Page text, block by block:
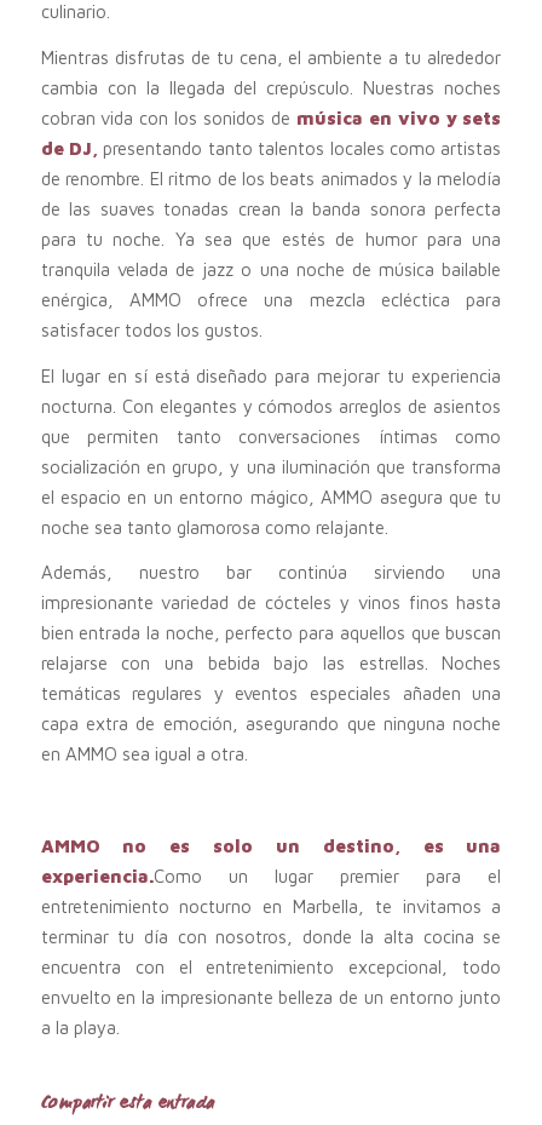
culinario.
Mientras disfrutas de tu cena, el ambiente a tu alrededor
cambia con la llegada del crepúsculo. Nuestras noches
cobran vida con los sonidos de música en vivo y sets
de DJ,
presentando tanto talentos locales como artistas
de renombre. El ritmo de los beats animados y la melodía
de las suaves tonadas crean la banda sonora perfecta
para tu noche. Ya sea que estés de humor para una
tranquila velada de jazz o una noche de música bailable
enérgica, AMMO ofrece una mezcla ecléctica para
satisfacer todos los gustos.
El lugar en sí está diseñado para mejorar tu experiencia
nocturna. Con elegantes y cómodos arreglos de asientos
que permiten tanto conversaciones íntimas como
socialización en grupo, y una iluminación que transforma
el espacio en un entorno mágico, AMMO asegura que tu
noche sea tanto glamorosa como relajante.
Además, nuestro bar continúa sirviendo una
impresionante variedad de cócteles y vinos finos hasta
bien entrada la noche, perfecto para aquellos que buscan
relajarse con una bebida bajo las estrellas. Noches
temáticas regulares y eventos especiales añaden una
capa extra de emoción, asegurando que ninguna noche
en AMMO sea igual a otra.
AMMO no es solo un destino, es una
experiencia.Como un lugar premier para el
entretenimiento nocturno en Marbella, te invitamos a
terminar tu día con nosotros, donde la alta cocina se
encuentra con el entretenimiento excepcional, todo
envuelto en la impresionante belleza de un entorno junto
a la playa.
Compartir esta entrada